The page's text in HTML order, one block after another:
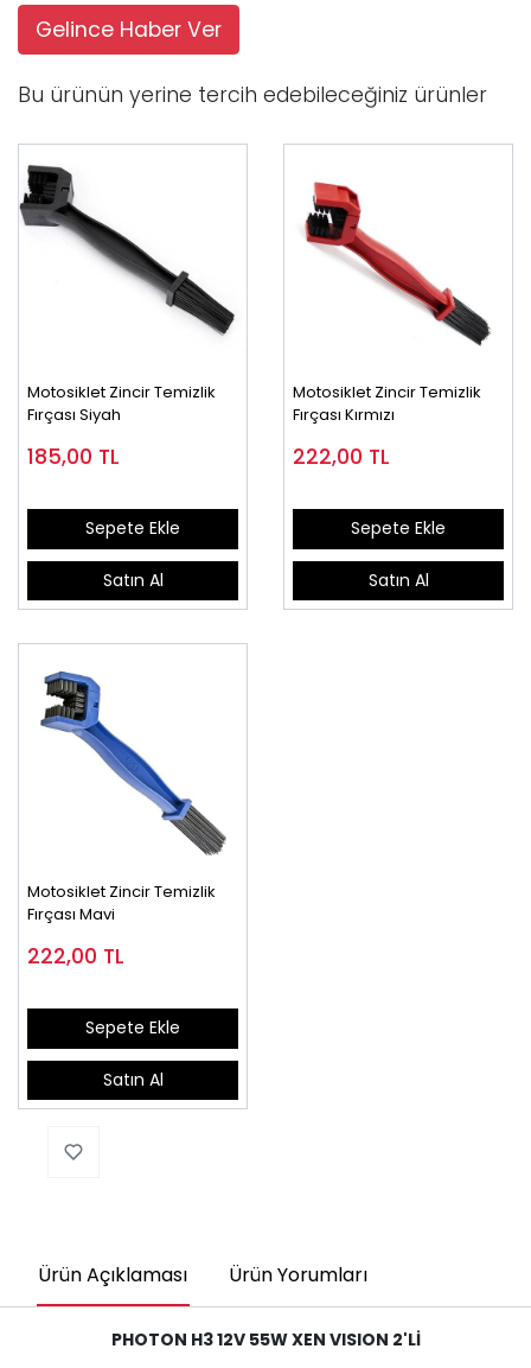
Gelince Haber Ver
Bu ürünün yerine tercih edebileceğiniz ürünler
Motosiklet Zincir Temizlik
Fırçası Siyah
185,00 TL
Sepete Ekle
Satın Al
Motosiklet Zincir Temizlik
Fırçası Kırmızı
222,00 TL
Sepete Ekle
Satın Al
Motosiklet Zincir Temizlik
Fırçası Mavi
222,00 TL
Sepete Ekle
Satın Al
Ürün Açıklaması Ürün Yorumları
PHOTON H3 12V 55W XEN VISION 2'Lİ